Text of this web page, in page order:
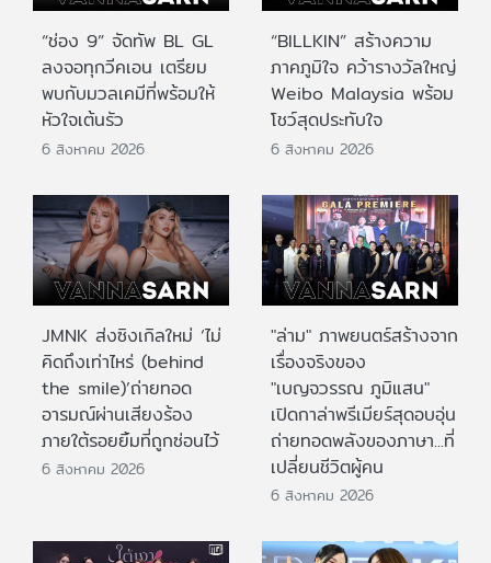
“ช่อง 9” จัดทัพ BL GL
ลงจอทุกวีคเอน เตรียม
พบกับมวลเคมีที่พร้อมให้
หัวใจเต้นรัว
6 สิงหาคม 2026
“BILLKIN” สร้างความ
ภาคภูมิใจ คว้ารางวัลใหญ่
Weibo Malaysia พร้อม
โชว์สุดประทับใจ
6 สิงหาคม 2026
JMNK ส่งซิงเกิลใหม่ ‘ไม่
คิดถึงเท่าไหร่ (behind
the smile)’ถ่ายทอด
อารมณ์ผ่านเสียงร้อง
ภายใต้รอยยิ้มที่ถูกซ่อนไว้
6 สิงหาคม 2026
"ล่าม" ภาพยนตร์สร้างจาก
เรื่องจริงของ
"เบญจวรรณ ภูมิแสน"
เปิดกาล่าพรีเมียร์สุดอบอุ่น
ถ่ายทอดพลังของภาษา...ที่
เปลี่ยนชีวิตผู้คน
6 สิงหาคม 2026